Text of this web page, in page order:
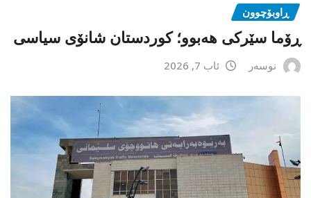
ڕاوبۆچوون
ڕۆما سێرکی هەبوو؛ کوردستان شانۆی سیاسی
نوسەر ئاب 7, 2026